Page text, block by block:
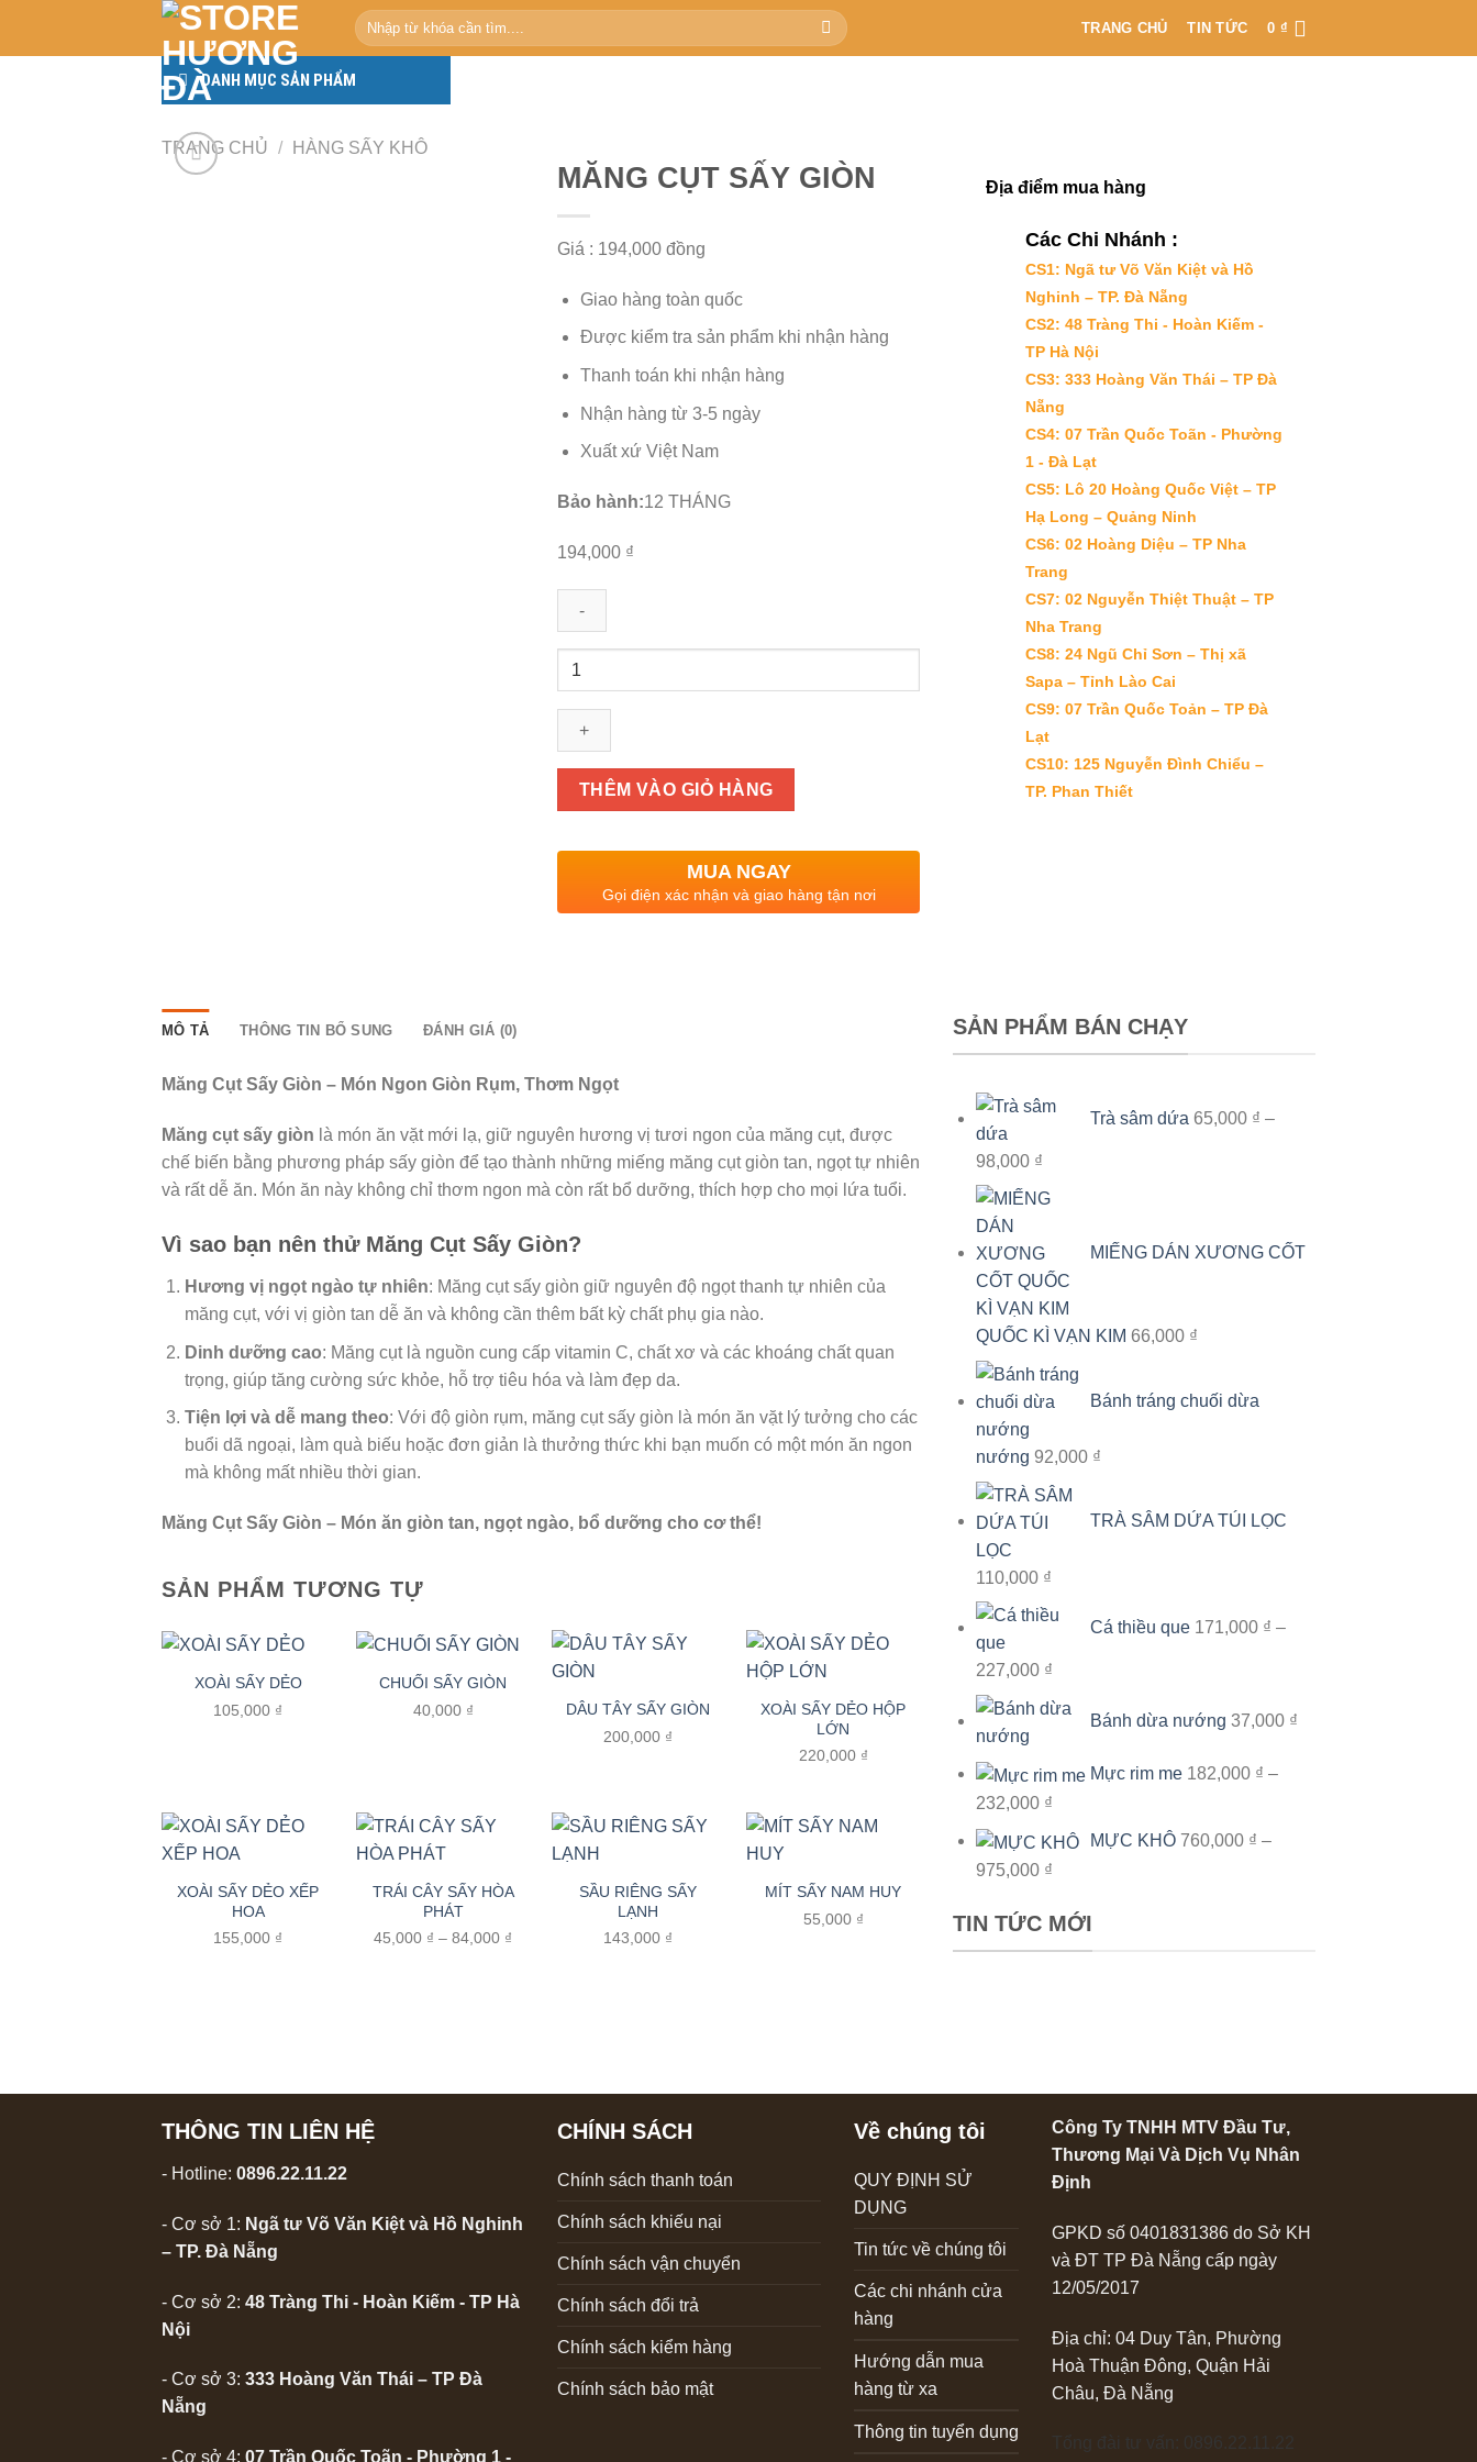
Tìm
kiếm:
TRANG CHỦ TIN TỨC 0 ₫
DANH MỤC SẢN PHẨM
TRANG CHỦ / HÀNG SẤY KHÔ
MĂNG CỤT SẤY GIÒN
Giá : 194,000 đồng
Giao hàng toàn quốc
Được kiểm tra sản phẩm khi nhận hàng
Thanh toán khi nhận hàng
Nhận hàng từ 3-5 ngày
Xuất xứ Việt Nam
Bảo hành:12 THÁNG
194,000 ₫
MĂNG
SẤY
GIÒN
lượng
THÊM VÀO GIỎ HÀNG
MUA NGAY
Gọi điện xác nhận và giao hàng tận nơi
Địa điểm mua hàng
Các Chi Nhánh :
CS1: Ngã tư Võ Văn Kiệt và Hồ
Nghinh – TP. Đà Nẵng
CS2: 48 Tràng Thi - Hoàn Kiếm -
TP Hà Nội
CS3: 333 Hoàng Văn Thái – TP Đà
Nẵng
CS4: 07 Trần Quốc Toãn - Phường
1 - Đà Lạt
CS5: Lô 20 Hoàng Quốc Việt – TP
Hạ Long – Quảng Ninh
CS6: 02 Hoàng Diệu – TP Nha
Trang
CS7: 02 Nguyễn Thiệt Thuật – TP
Nha Trang
CS8: 24 Ngũ Chỉ Sơn – Thị xã
Sapa – Tỉnh Lào Cai
CS9: 07 Trần Quốc Toản – TP Đà
Lạt
CS10: 125 Nguyễn Đình Chiểu –
TP. Phan Thiết
MÔ TẢ THÔNG TIN BỔ SUNG ĐÁNH GIÁ (0)
Măng Cụt Sấy Giòn – Món Ngon Giòn Rụm, Thơm Ngọt
Măng cụt sấy giòn là món ăn vặt mới lạ, giữ nguyên hương vị tươi ngon của măng cụt, được
chế biến bằng phương pháp sấy giòn để tạo thành những miếng măng cụt giòn tan, ngọt tự nhiên
và rất dễ ăn. Món ăn này không chỉ thơm ngon mà còn rất bổ dưỡng, thích hợp cho mọi lứa tuổi.
Vì sao bạn nên thử Măng Cụt Sấy Giòn?
Hương vị ngọt ngào tự nhiên: Măng cụt sấy giòn giữ nguyên độ ngọt thanh tự nhiên của
măng cụt, với vị giòn tan dễ ăn và không cần thêm bất kỳ chất phụ gia nào.
Dinh dưỡng cao: Măng cụt là nguồn cung cấp vitamin C, chất xơ và các khoáng chất quan
trọng, giúp tăng cường sức khỏe, hỗ trợ tiêu hóa và làm đẹp da.
Tiện lợi và dễ mang theo: Với độ giòn rụm, măng cụt sấy giòn là món ăn vặt lý tưởng cho các
buổi dã ngoại, làm quà biếu hoặc đơn giản là thưởng thức khi bạn muốn có một món ăn ngon
mà không mất nhiều thời gian.
Măng Cụt Sấy Giòn – Món ăn giòn tan, ngọt ngào, bổ dưỡng cho cơ thể!
SẢN PHẨM TƯƠNG TỰ
XOÀI SẤY DẺO
105,000 ₫
CHUỐI SẤY GIÒN
40,000 ₫
DÂU TÂY SẤY GIÒN
200,000 ₫
XOÀI SẤY DẺO HỘP
LỚN
220,000 ₫
XOÀI SẤY DẺO XẾP
HOA
155,000 ₫
TRÁI CÂY SẤY HÒA
PHÁT
45,000 ₫ – 84,000 ₫
SẦU RIÊNG SẤY
LẠNH
143,000 ₫
MÍT SẤY NAM HUY
55,000 ₫
SẢN PHẨM BÁN CHẠY
Trà sâm dứa 65,000 ₫ –
98,000 ₫Khoảng
giá:
65,000 ₫
đến
98,000 ₫
MIẾNG DÁN XƯƠNG CỐT
QUỐC KÌ VẠN KIM 66,000 ₫
Bánh tráng chuối dừa
nướng 92,000 ₫
TRÀ SÂM DỨA TÚI LỌC
110,000 ₫
Cá thiều que 171,000 ₫ –
227,000 ₫Khoảng
giá:
đến
227,000 ₫
Bánh dừa nướng 37,000 ₫
Mực rim me 182,000 ₫ –
232,000 ₫Khoảng
giá:
đến
MỰC KHÔ 760,000 ₫ –
975,000 ₫Khoảng
từ
760,000 ₫
TIN TỨC MỚI
THÔNG TIN LIÊN HỆ
- Hotline: 0896.22.11.22
- Cơ sở 1: Ngã tư Võ Văn Kiệt và Hồ Nghinh
– TP. Đà Nẵng
- Cơ sở 2: 48 Tràng Thi - Hoàn Kiếm - TP Hà
Nội
- Cơ sở 3: 333 Hoàng Văn Thái – TP Đà
Nẵng
- Cơ sở 4: 07 Trần Quốc Toãn - Phường 1 -
CHÍNH SÁCH
Chính sách thanh toán
Chính sách khiếu nại
Chính sách vận chuyển
Chính sách đổi trả
Chính sách kiểm hàng
Chính sách bảo mật
Về chúng tôi
QUY ĐỊNH SỬ
DỤNG
Tin tức về chúng tôi
Các chi nhánh cửa
hàng
Hướng dẫn mua
hàng từ xa
Thông tin tuyển dụng
Công Ty TNHH MTV Đầu Tư,
Thương Mại Và Dịch Vụ Nhân
Định
GPKD số 0401831386 do Sở KH
và ĐT TP Đà Nẵng cấp ngày
12/05/2017
Địa chỉ: 04 Duy Tân, Phường
Hoà Thuận Đông, Quận Hải
Châu, Đà Nẵng
Tổng đài tư vấn: 0896.22.11.22